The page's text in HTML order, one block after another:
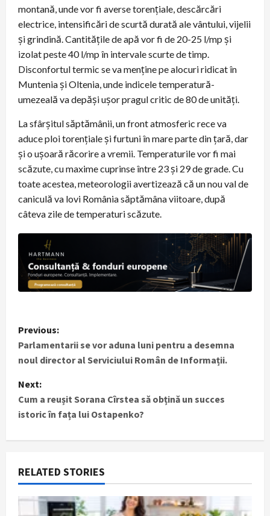
montană, unde vor fi averse torențiale, descărcări
electrice, intensificări de scurtă durată ale vântului, vijelii
și grindină. Cantitățile de apă vor fi de 20-25 l/mp și
izolat peste 40 l/mp în intervale scurte de timp.
Disconfortul termic se va menține pe alocuri ridicat în
Muntenia și Oltenia, unde indicele temperatură-
umezeală va depăși ușor pragul critic de 80 de unități.
La sfârșitul săptămânii, un front atmosferic rece va
aduce ploi torențiale și furtuni în mare parte din țară, dar
și o ușoară răcorire a vremii. Temperaturile vor fi mai
scăzute, cu maxime cuprinse între 23 și 29 de grade. Cu
toate acestea, meteorologii avertizează că un nou val de
caniculă va lovi România săptămâna viitoare, după
câteva zile de temperaturi scăzute.
P
o
s
t
v
i
Previous:
Parlamentarii se vor aduna luni pentru a desemna
noul director al Serviciului Român de Informații.
Next:
Cum a reușit Sorana Cîrstea să obțină un succes
istoric în fața lui Ostapenko?
RELATED STORIES